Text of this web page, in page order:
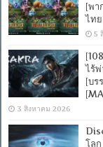
[พา
ไท
5
ไร้
[บร
3 สิงหาคม 2026
โล